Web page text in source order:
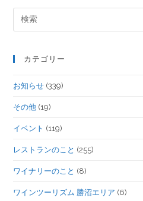
カテゴリー
お知らせ (339)
その他 (19)
イベント (119)
レストランのこと (255)
ワイナリーのこと (8)
ワインツーリズム 勝沼エリア (6)